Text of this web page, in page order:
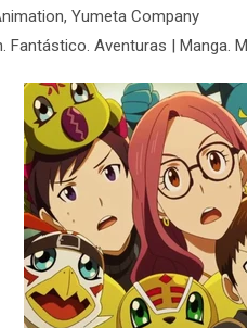
Yumeta Company
Fantástico. Aventuras | Manga.